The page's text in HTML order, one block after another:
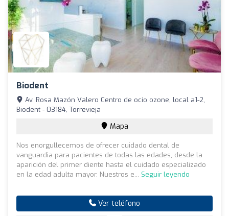
Biodent
Av. Rosa Mazón Valero Centro de ocio ozone, local a1-2,
Biodent - 03184, Torrevieja
Mapa
Nos enorgullecemos de ofrecer cuidado dental de
vanguardia para pacientes de todas las edades, desde la
aparición del primer diente hasta el cuidado especializado
en la edad adulta mayor. Nuestros e... Seguir leyendo
Ver teléfono